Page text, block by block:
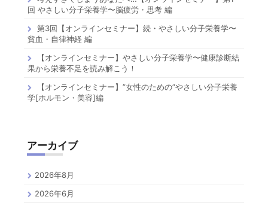
回 やさしい分子栄養学〜脳疲労・思考 編
第3回【オンラインセミナー】続・やさしい分子栄養学〜
貧血・自律神経 編
【オンラインセミナー】やさしい分子栄養学〜健康診断結
果から栄養不足を読み解こう！
【オンラインセミナー】”女性のための”やさしい分子栄養
学[ホルモン・美容]編
アーカイブ
2026年8月
2026年6月